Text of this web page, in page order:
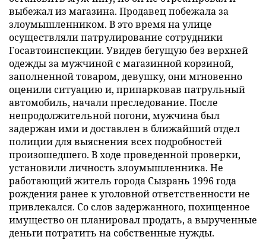
выбежал из магазина. Продавец побежала за
злоумышленником. В это время на улице
осуществляли патрулирование сотрудники
Госавтоинспекции. Увидев бегущую без верхней
одежды за мужчиной с магазинной корзиной,
заполненной товаром, девушку, они мгновенно
оценили ситуацию и, припарковав патрульный
автомобиль, начали преследование. После
непродолжительной погони, мужчина был
задержан ими и доставлен в ближайший отдел
полиции для выяснения всех подробностей
произошедшего. В ходе проведенной проверки,
установили личность злоумышленника. Не
работающий житель города Сызрань 1996 года
рождения ранее к уголовной ответственности не
привлекался. Со слов задержанного, похищенное
имущество он планировал продать, а вырученные
деньги потратить на собственные нужды.